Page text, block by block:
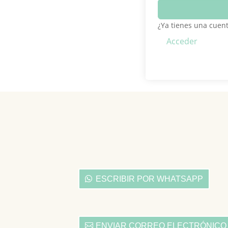
¿Ya tienes una
Acceder
ESCRIBIR POR WHATSAPP
ENVIAR CORREO ELECTRÓNICO